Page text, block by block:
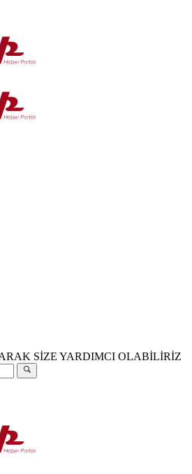
SİZE YARDIMCI OLABİLİRİZ